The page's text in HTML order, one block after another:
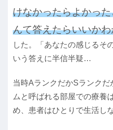
けなかったらよかっ
んて答えたらいいか
した。「あなたの感じるそ
いう答えに半信半疑…
当時AランクだかSランク
ムと呼ばれる部屋での療養
め、患者はひとりで生活し